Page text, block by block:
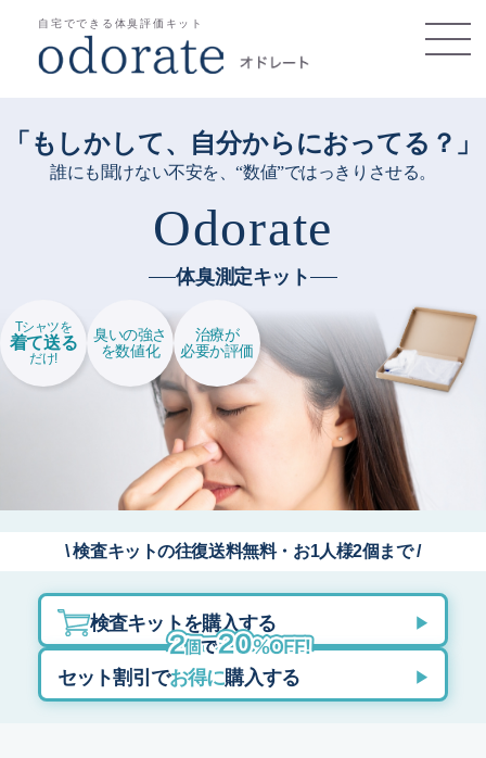
自宅でできる体臭評価キット
「もしかして、自分からにおってる？」
誰にも聞けない不安を、“数値”ではっきりさせる。
Odorate
体臭測定キット
Tシャツを
着て送る
だけ!
臭いの強さ
を数値化
治療が
必要か評価
\ 検査キットの往復送料無料・お1人様2個まで /
検査キットを購入する ▶
セット割引でお得に購入する ▶